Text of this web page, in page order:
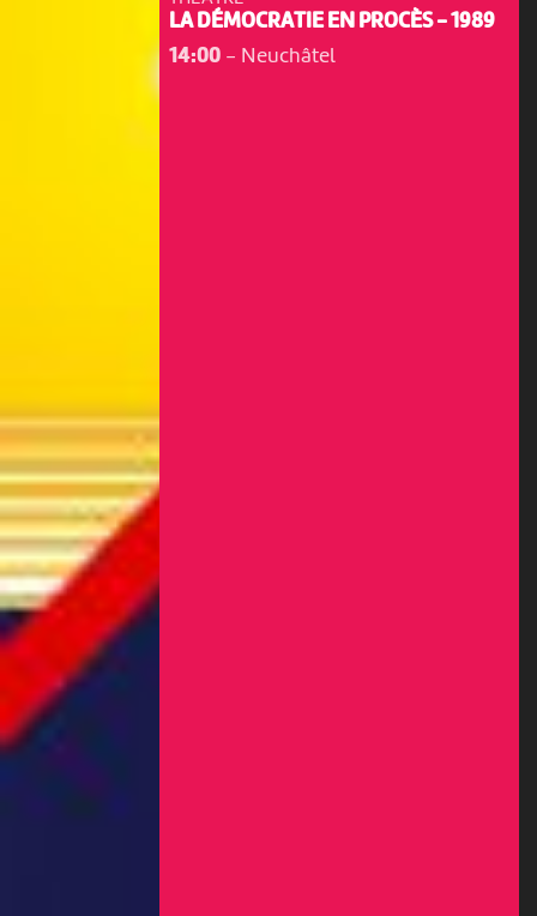
LA DÉMOCRATIE EN PROCÈS - 1989
14:00- Neuchâtel